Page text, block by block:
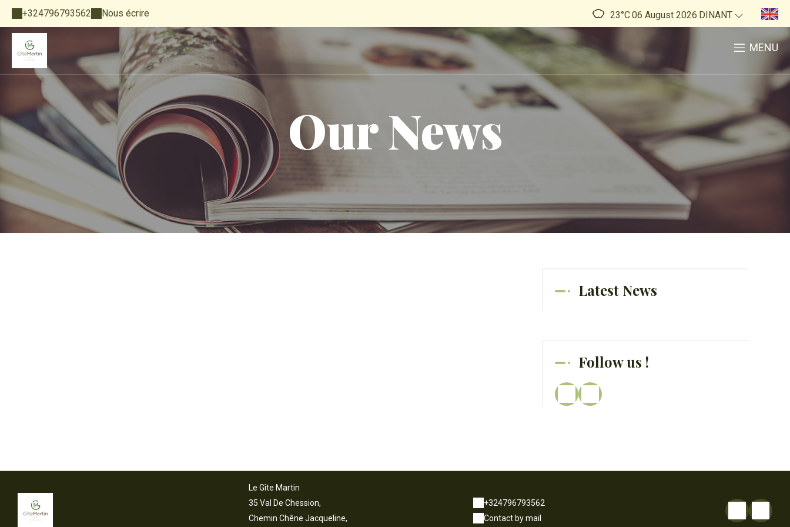
+324796793562 Nous écrire 23°C06 August 2026 DINANT
MENU
Our News
Latest News
Follow us !
Le Gîte Martin
35 Val De Chession,
Chemin Chêne Jacqueline,
+324796793562
Contact by mail